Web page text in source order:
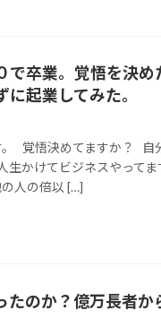
で卒業。覚悟を決め
起業してみた。
。 覚悟決めてますか？ 自
生かけてビジネスやって
人の倍以 […]
たのか？億万長者か